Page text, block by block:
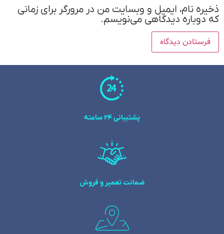
ذخیره نام، ایمیل و وبسایت من در مرورگر برای زمانی
که دوباره دیدگاهی می‌نویسم.
پشتیبانی 24 ساعته
ضمانت تعمیر و فروش